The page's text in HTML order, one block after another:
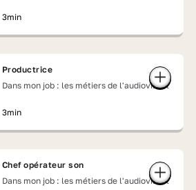
3min
Productrice
Dans mon job : les métiers de l'audiovisuel
3min
Chef opérateur son
Dans mon job : les métiers de l'audiovisuel